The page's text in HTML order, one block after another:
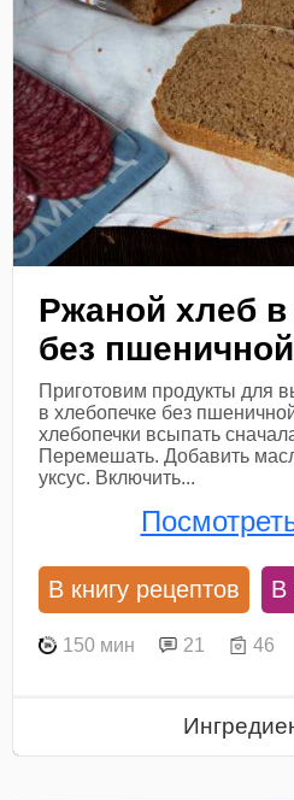
Ржаной хлеб в
без
Приготовим продукты для
в хлебопечке без
хлебопечки всыпать
Перемешать. Добавить
уксус. Включить...
В книгу рецептов В
150 мин 21 46